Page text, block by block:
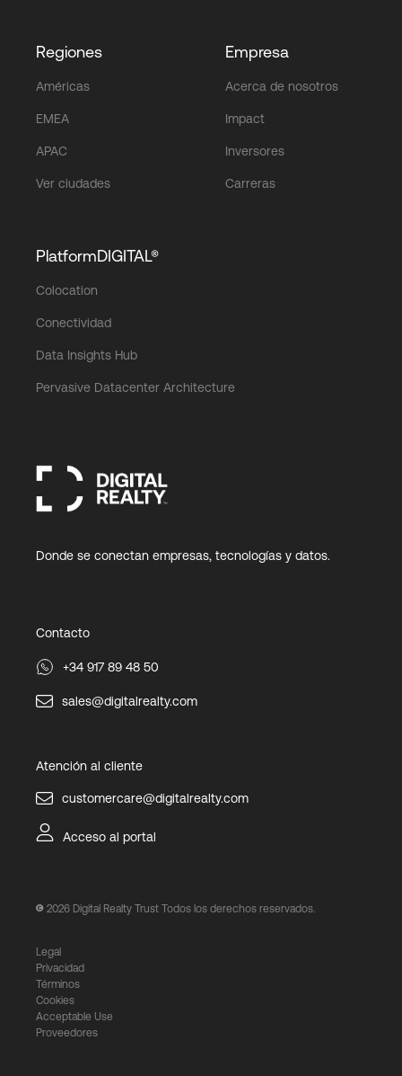
Regiones
Américas
EMEA
APAC
Ver ciudades
Empresa
Acerca de nosotros
Impact
Inversores
Carreras
PlatformDIGITAL®
Colocation
Conectividad
Data Insights Hub
Pervasive Datacenter Architecture
Donde se conectan empresas, tecnologías y datos.
Contacto
+34 917 89 48 50
sales@digitalrealty.com
Atención al cliente
customercare@digitalrealty.com
Acceso al portal
2026 Digital Realty Trust Todos los derechos reservados.
Legal
Privacidad
Términos
Cookies
Acceptable Use
Proveedores